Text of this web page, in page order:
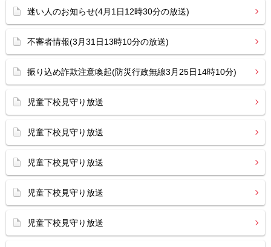
迷い人のお知らせ(4月1日12時30分の放送)
不審者情報(3月31日13時10分の放送)
振り込め詐欺注意喚起(防災行政無線3月25日14時10分)
児童下校見守り放送
児童下校見守り放送
児童下校見守り放送
児童下校見守り放送
児童下校見守り放送